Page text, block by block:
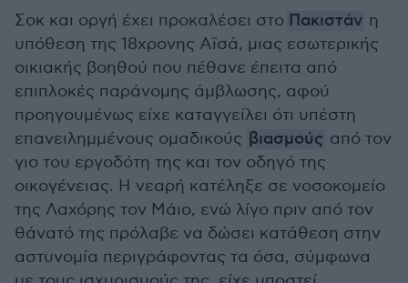
Σοκ και οργή έχει προκαλέσει στο Πακιστάν η
υπόθεση της 18χρονης Αϊσά, μιας εσωτερικής
οικιακής βοηθού που πέθανε έπειτα από
επιπλοκές παράνομης άμβλωσης, αφού
προηγουμένως είχε καταγγείλει ότι υπέστη
επανειλημμένους ομαδικούς βιασμούς από τον
γιο του εργοδότη της και τον οδηγό της
οικογένειας. Η νεαρή κατέληξε σε νοσοκομείο
της Λαχόρης τον Μάιο, ενώ λίγο πριν από τον
θάνατό της πρόλαβε να δώσει κατάθεση στην
αστυνομία περιγράφοντας τα όσα, σύμφωνα